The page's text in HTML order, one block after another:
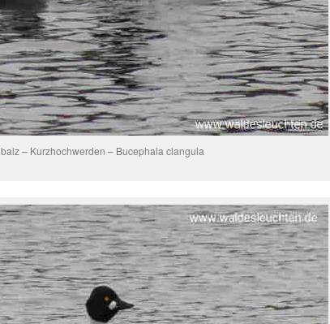
– Kurzhochwerden – Bucephala clangula